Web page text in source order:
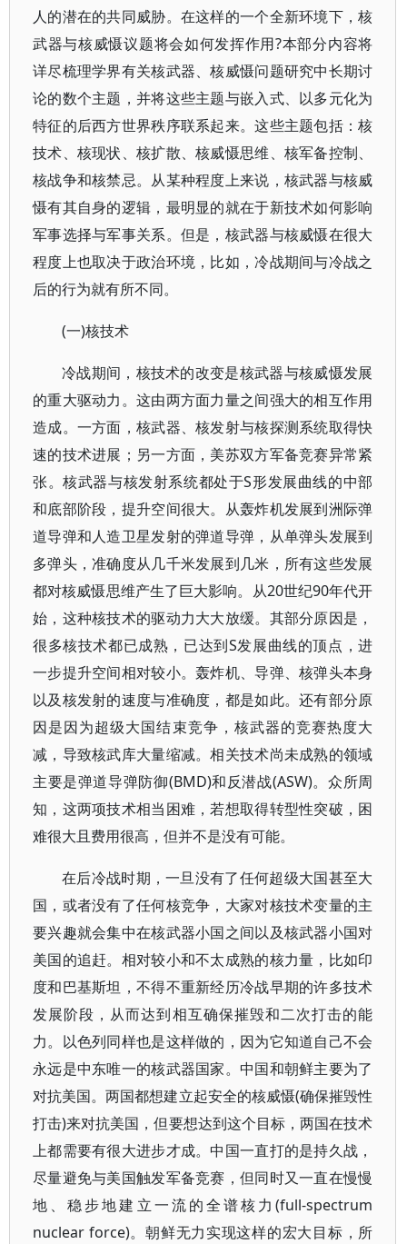
人的潜在的共同威胁。在这样的一个全新环境下，核
武器与核威慑议题将会如何发挥作用?本部分内容将
详尽梳理学界有关核武器、核威慑问题研究中长期讨
论的数个主题，并将这些主题与嵌入式、以多元化为
特征的后西方世界秩序联系起来。这些主题包括：核
技术、核现状、核扩散、核威慑思维、核军备控制、
核战争和核禁忌。从某种程度上来说，核武器与核威
慑有其自身的逻辑，最明显的就在于新技术如何影响
军事选择与军事关系。但是，核武器与核威慑在很大
程度上也取决于政治环境，比如，冷战期间与冷战之
后的行为就有所不同。
(一)核技术
冷战期间，核技术的改变是核武器与核威慑发展
的重大驱动力。这由两方面力量之间强大的相互作用
造成。一方面，核武器、核发射与核探测系统取得快
速的技术进展；另一方面，美苏双方军备竞赛异常紧
张。核武器与核发射系统都处于S形发展曲线的中部
和底部阶段，提升空间很大。从轰炸机发展到洲际弹
道导弹和人造卫星发射的弹道导弹，从单弹头发展到
多弹头，准确度从几千米发展到几米，所有这些发展
都对核威慑思维产生了巨大影响。从20世纪90年代开
始，这种核技术的驱动力大大放缓。其部分原因是，
很多核技术都已成熟，已达到S发展曲线的顶点，进
一步提升空间相对较小。轰炸机、导弹、核弹头本身
以及核发射的速度与准确度，都是如此。还有部分原
因是因为超级大国结束竞争，核武器的竞赛热度大
减，导致核武库大量缩减。相关技术尚未成熟的领域
主要是弹道导弹防御(BMD)和反潜战(ASW)。众所周
知，这两项技术相当困难，若想取得转型性突破，困
难很大且费用很高，但并不是没有可能。
在后冷战时期，一旦没有了任何超级大国甚至大
国，或者没有了任何核竞争，大家对核技术变量的主
要兴趣就会集中在核武器小国之间以及核武器小国对
美国的追赶。相对较小和不太成熟的核力量，比如印
度和巴基斯坦，不得不重新经历冷战早期的许多技术
发展阶段，从而达到相互确保摧毁和二次打击的能
力。以色列同样也是这样做的，因为它知道自己不会
永远是中东唯一的核武器国家。中国和朝鲜主要为了
对抗美国。两国都想建立起安全的核威慑(确保摧毁性
打击)来对抗美国，但要想达到这个目标，两国在技术
上都需要有很大进步才成。中国一直打的是持久战，
尽量避免与美国触发军备竞赛，但同时又一直在慢慢
地、稳步地建立一流的全谱核力(full-spectrum
nuclear force)。朝鲜无力实现这样的宏大目标，所